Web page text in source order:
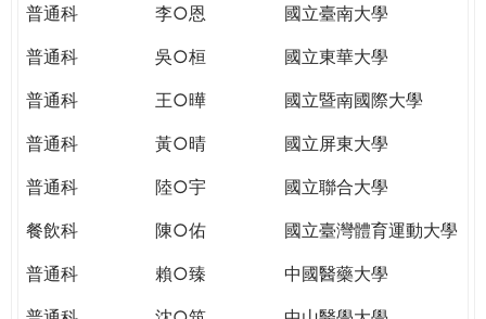
WORLD
TOMORROW
YOU
THE
PATH
GLOBAL
普通科
李○恩
國立臺南大學
普通科
吳○桓
國立東華大學
普通科
王○曄
國立暨南國際大學
普通科
黃○晴
國立屏東大學
普通科
陸○宇
國立聯合大學
餐飲科
陳○佑
國立臺灣體育運動大學
普通科
賴○臻
中國醫藥大學